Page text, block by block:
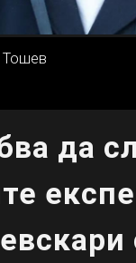
Тошев
да